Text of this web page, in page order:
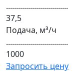
...............................
37,5
Подача, м³/ч
...............................
1000
Запросить цену